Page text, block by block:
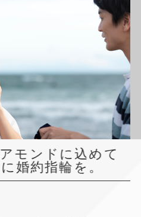
モンドに込めて
婚約指輪を。